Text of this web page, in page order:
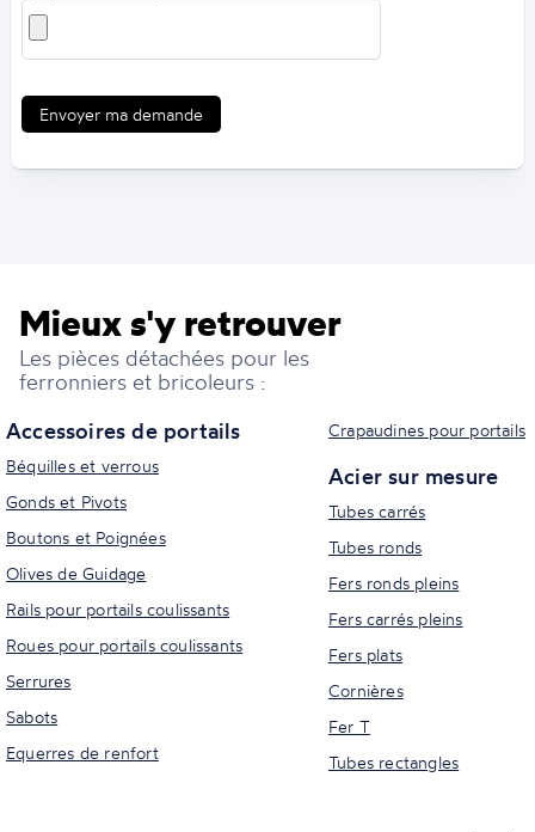
Envoyer ma demande
Mieux s'y retrouver
Les pièces détachées pour les
ferronniers et bricoleurs :
Accessoires de portails
Béquilles et verrous
Gonds et Pivots
Boutons et Poignées
Olives de Guidage
Rails pour portails coulissants
Roues pour portails coulissants
Serrures
Sabots
Equerres de renfort
Crapaudines pour portails
Acier sur mesure
Tubes carrés
Tubes ronds
Fers ronds pleins
Fers carrés pleins
Fers plats
Cornières
Fer T
Tubes rectangles